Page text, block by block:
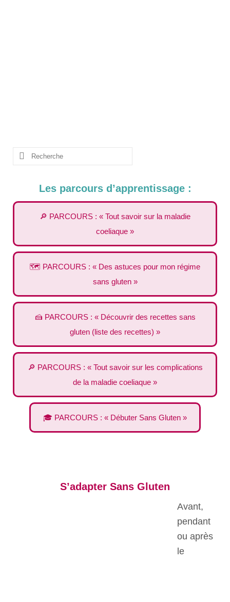
Rechercher
:
Les parcours d’apprentissage :
🔎 PARCOURS : « Tout savoir sur la maladie
coeliaque »
🗺️ PARCOURS : « Des astuces pour mon régime
sans gluten »
🍰 PARCOURS : « Découvrir des recettes sans
gluten (liste des recettes) »
🔎 PARCOURS : « Tout savoir sur les complications
de la maladie coeliaque »
🎓 PARCOURS : « Débuter Sans Gluten »
S’adapter Sans Gluten
Avant,
pendant
ou après
le